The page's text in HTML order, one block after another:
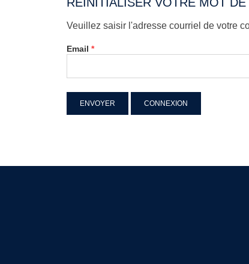
Veuillez saisir l'adresse courriel de votre
Email *
CONNEXION